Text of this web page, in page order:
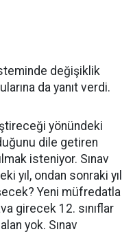
değişiklik
da yanıt verdi.
yönündeki
dile getiren
isteniyor. Sınav
yıl, ondan sonraki yıl
Yeni müfredatla
girecek 12. sınıflar
yok. Sınav